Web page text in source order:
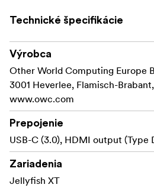
Technické špecifikácie
Výrobca
Other World Computing Europe
3001 Heverlee, Flamisch-
www.owc.com
Prepojenie
USB-C (3.0), HDMI output (Type
Zariadenia
Jellyfish XT